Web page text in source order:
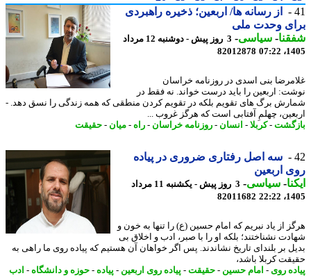
از رسانه ها/ اربعین؛ ذخیره راهبردی
وحدت ملی
-سیاسی-
3 روز پیش - دوشنبه 12 مرداد
82012878
بنی اسدی در روزنامه خراسان
اربعین را باید درست خواند. نه فقط در
برگ های تقویم بلکه در تقویم کردن منطقی که همه زندگی را نسق دهد. -
چهلمِ آفتابی است که هرگز غروب ...
-کربلا- انسان-روزنامه خراسان-راه - میان-حقیقت
سه اصل رفتاری ضروری در پیاده
اربعین
-سیاسی-
3 روز پیش - یکشنبه 11 مرداد
82011682
از یاد نبریم که امام حسین (ع) را تنها به خون و
نشناختند؛ بلکه او را با صبر، ادب و اخلاق بی
بر بلندای تاریخ نشاندند. پس اگر خواهان آن هستیم که پیاده روی ما راهی به
کربلا باشد،
روی -امام حسین-حقیقت-پیاده روی اربعین -پیاده -حوزه و دانشگاه-ادب